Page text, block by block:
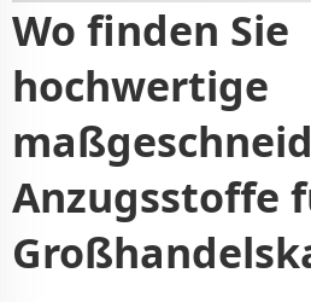
Wo finden Sie
hochwertige
Anzugsstoffe